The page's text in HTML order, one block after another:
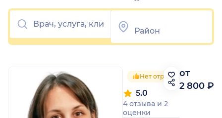
Нет отрицательных
5.0
4 отзыва и 2
оценки
от
2 800 ₽